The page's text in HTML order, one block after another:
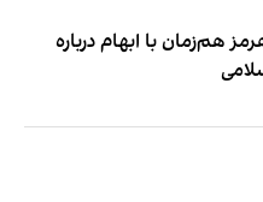
هم‌زمان با ابهام درباره